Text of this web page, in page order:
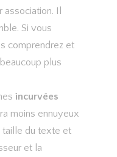
Il
Si vous
comprendrez et
plus
incurvées
moins ennuyeux
taille du texte et
et la